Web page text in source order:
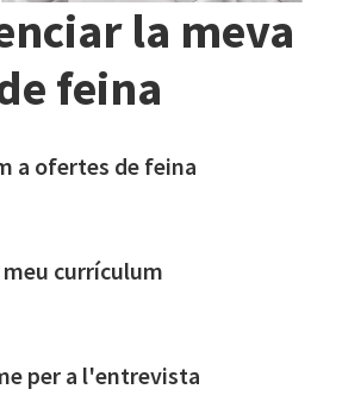
la meva
feina
a ofertes de feina
currículum
per a l'entrevista